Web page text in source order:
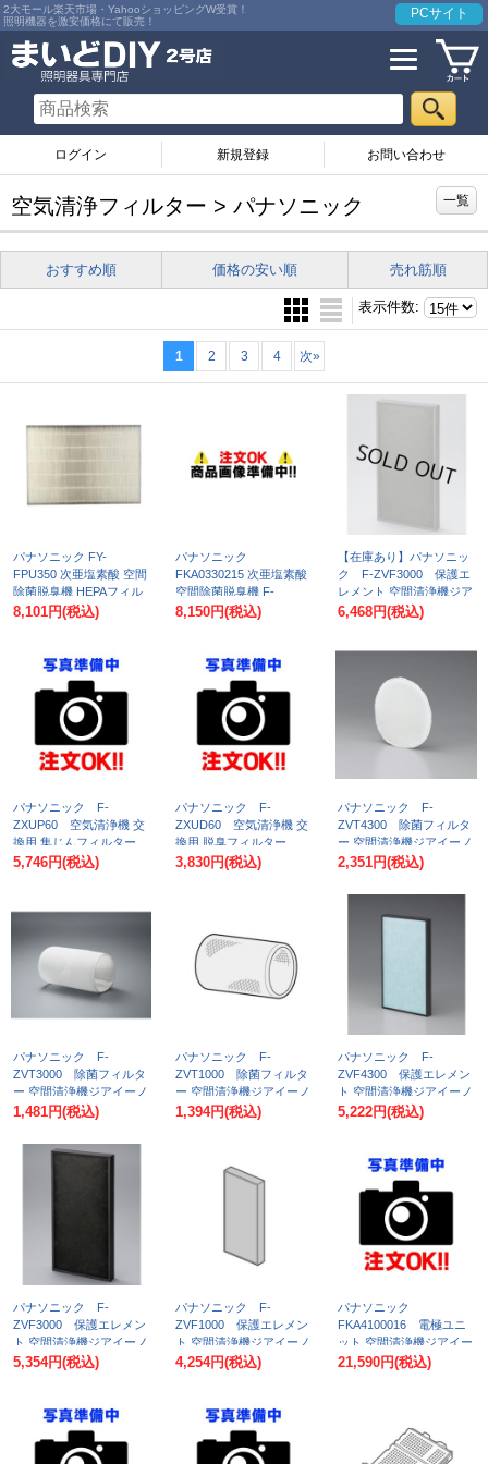
2大モール楽天市場・YahooショッピングW受賞！
照明機器を激安価格にて販売！
PCサイト
ログイン お問い合わせ
空気清浄フィルター > パナソニック 一覧
おすすめ順 価格の安い順 売れ筋順
表示件数:
1 2 3 4 次»
パナソニック FY-
FPU350 次亜塩素酸 空間
除菌脱臭機 HEPAフィル
ター
8,101円(税込)
パナソニック
FKA0330215 次亜塩素酸
空間除菌脱臭機 F-
JDU75,F-JDU55 交換用
8,150円(税込)
【在庫あり】パナソニッ
ク F-ZVF3000 保護エ
レメント 空間清浄機ジア
イーノ交換用パーツ [☆]
6,468円(税込)
パナソニック F-
ZXUP60 空気清浄機 交
換用 集じんフィルター
[♭■]
5,746円(税込)
パナソニック F-
ZXUD60 空気清浄機 交
換用 脱臭フィルター
[♭■]
3,830円(税込)
パナソニック F-
ZVT4300 除菌フィルタ
ー 空間清浄機ジアイーノ
交換用パーツ [♭■]
2,351円(税込)
パナソニック F-
ZVT3000 除菌フィルタ
ー 空間清浄機ジアイーノ
交換用パーツ [♭■]
1,481円(税込)
パナソニック F-
ZVT1000 除菌フィルタ
ー 空間清浄機ジアイーノ
交換用パーツ [♭■]
1,394円(税込)
パナソニック F-
ZVF4300 保護エレメン
ト 空間清浄機ジアイーノ
交換用パーツ [♭■]
5,222円(税込)
パナソニック F-
ZVF3000 保護エレメン
ト 空間清浄機ジアイーノ
交換用パーツ [■]
5,354円(税込)
パナソニック F-
ZVF1000 保護エレメン
ト 空間清浄機ジアイーノ
交換用パーツ [■]
4,254円(税込)
パナソニック
FKA4100016 電極ユニ
ット 空間清浄機ジアイー
ノ交換用パーツ [■]
21,590円(税込)